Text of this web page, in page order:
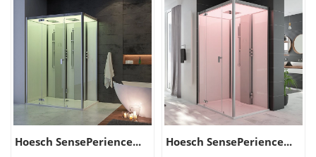
В КОРЗИНУ В КОРЗИНУ
Hoesch SensePerience...
Hoesch SensePerience...